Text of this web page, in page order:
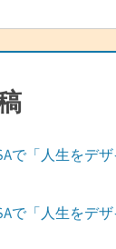
で「人生をデザ
で「人生をデザ